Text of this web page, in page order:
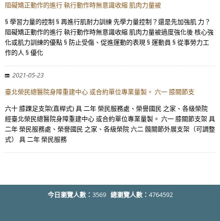
阻礙矯正動作的進行 執行動作時無意識收縮 肌肉力量被
§ 學習力量的控制 § 再進行肌耐力訓練 先學力量控制？還是先加強肌 力？
阻礙矯正動作的進行 執行動作時無意識收縮 肌肉力量被過度強化後 核心強
化或肌力訓練的優點 § 防止受傷、促進運動的表現 § 運動員 § 從事勞力工
作的人 § 優化
2021-05-23
臺北榮民總醫院身障重建中心 或合約單位專業量製。 六一 膝關節支
六十 膝踝足支架(直桿式) 具 二年 榮民服務處、榮譽國民 之家、各級榮院
經臺北榮民總醫院身障重建中心 或合約單位專業量製。 六一 膝關節支架 具
二年 榮民服務處、榮譽國民 之家、各級榮院 六二 髖關節外展支架（可調整
式） 具 二年 榮民服務
今日瀏覽人數： 3569 總瀏覽人數： 4764592